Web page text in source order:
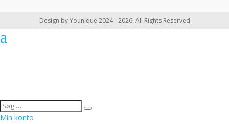
Design by Younique 2024 - 2026. All Rights Reserved
Min konto